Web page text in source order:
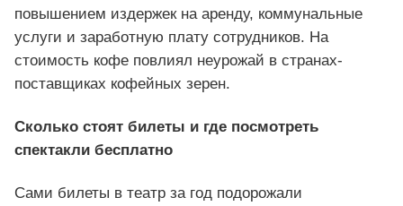
повышением издержек на аренду, коммунальные
услуги и заработную плату сотрудников. На
стоимость кофе повлиял неурожай в странах-
поставщиках кофейных зерен.
Сколько стоят билеты и где посмотреть
спектакли бесплатно
Сами билеты в театр за год подорожали